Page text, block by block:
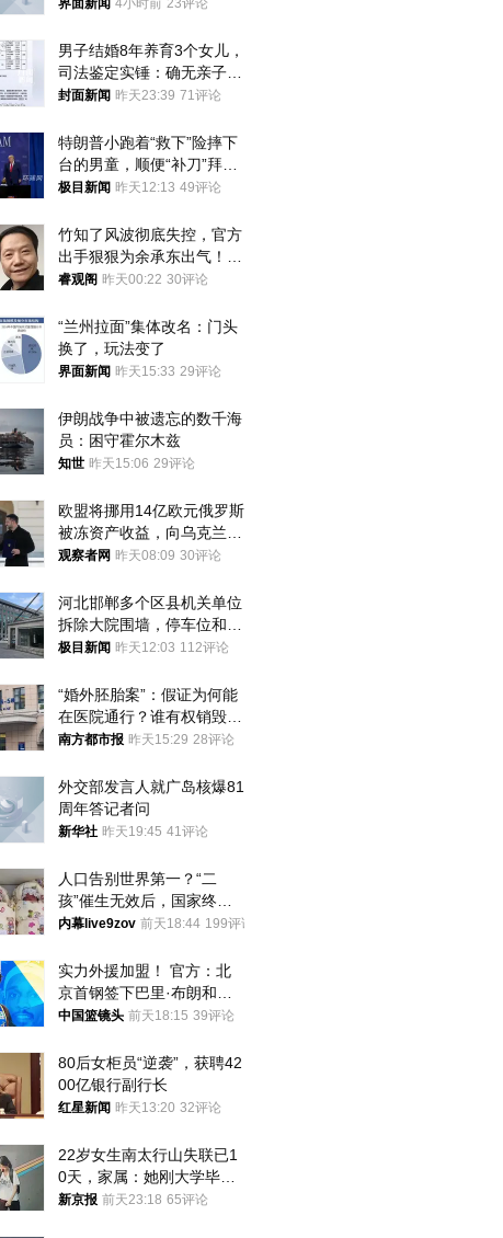
界面新闻 4小时前 23评论
男子结婚8年养育3个女儿，
司法鉴定实锤：确无亲子关
系！当事人气愤又无奈：心
封面新闻 昨天23:39 71评论
特朗普小跑着“救下”险摔下
台的男童，顺便“补刀”拜
登：“我可不想他像拜登一
极目新闻 昨天12:13 49评论
竹知了风波彻底失控，官方
出手狠狠为余承东出气！雷
军果然没说错
睿观阁 昨天00:22 30评论
“兰州拉面”集体改名：门头
换了，玩法变了
界面新闻 昨天15:33 29评论
伊朗战争中被遗忘的数千海
员：困守霍尔木兹
知世 昨天15:06 29评论
欧盟将挪用14亿欧元俄罗斯
被冻资产收益，向乌克兰提
供援助
观察者网 昨天08:09 30评论
河北邯郸多个区县机关单位
拆除大院围墙，停车位和厕
所免费开放，当地多部门回
极目新闻 昨天12:03 112评论
“婚外胚胎案”：假证为何能
在医院通行？谁有权销毁胚
胎？
南方都市报 昨天15:29 28评论
外交部发言人就广岛核爆81
周年答记者问
新华社 昨天19:45 41评论
人口告别世界第一？“二
孩”催生无效后，国家终于
向住房出手了！
内幕live9zov 前天18:44 199评论
实力外援加盟！ 官方：北
京首钢签下巴里·布朗和桑
普森
中国篮镜头 前天18:15 39评论
80后女柜员“逆袭”，获聘42
00亿银行副行长
红星新闻 昨天13:20 32评论
22岁女生南太行山失联已1
0天，家属：她刚大学毕业
想到山里旅行
新京报 前天23:18 65评论